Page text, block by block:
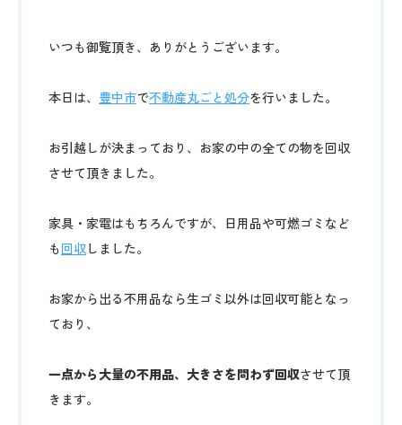
いつも御覧頂き、ありがとうございます。
本日は、 豊中市で不動産丸ごと処分を行いました。
お引越しが決まっており、お家の中の全ての物を回収
させて頂きました。
家具・家電はもちろんですが、日用品や可燃ゴミなど
も回収しました。
お家から出る不用品なら生ゴミ以外は回収可能となっ
ており、
一点から大量の不用品、大きさを問わず回収させて頂
きます。